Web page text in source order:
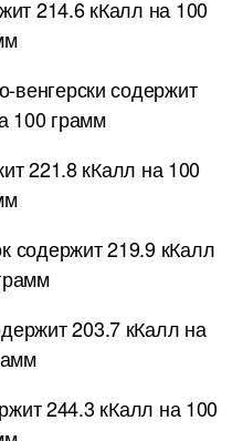
214.6 кКалл на 100
венгерски содержит
100 грамм
221.8 кКалл на 100
содержит 219.9 кКалл
203.7 кКалл на
244.3 кКалл на 100